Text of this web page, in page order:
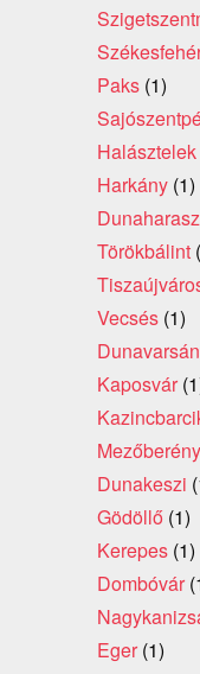
Paks (1)
Halásztelek
Harkány (1)
Törökbálint
Vecsés (1)
Kaposvár
Mezőberény
Dunakeszi
Gödöllő (1)
Kerepes (1)
Dombóvár
Eger (1)